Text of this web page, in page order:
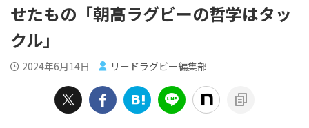
せたもの「朝高ラグビーの哲学はタッ
クル」
2024年6月14日 リードラグビー編集部